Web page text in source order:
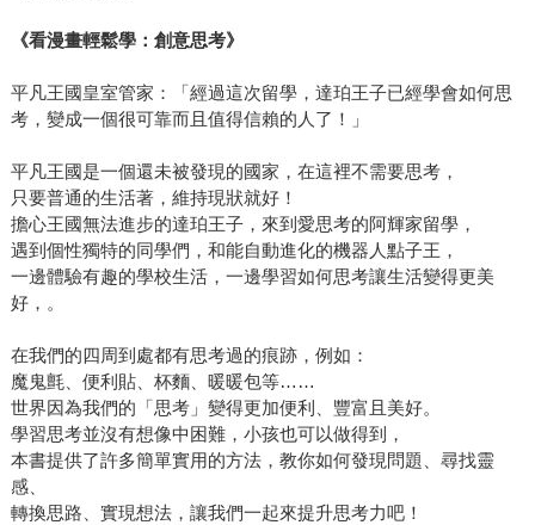
《看漫畫輕鬆學：創意思考》
平凡王國皇室管家：「經過這次留學，達珀王子已經學會如何思
考，變成一個很可靠而且值得信賴的人了！」
平凡王國是一個還未被發現的國家，在這裡不需要思考，
只要普通的生活著，維持現狀就好！
擔心王國無法進步的達珀王子，來到愛思考的阿輝家留學，
遇到個性獨特的同學們，和能自動進化的機器人點子王，
一邊體驗有趣的學校生活，一邊學習如何思考讓生活變得更美
好，。
在我們的四周到處都有思考過的痕跡，例如：
魔鬼氈、便利貼、杯麵、暖暖包等……
世界因為我們的「思考」變得更加便利、豐富且美好。
學習思考並沒有想像中困難，小孩也可以做得到，
本書提供了許多簡單實用的方法，教你如何發現問題、尋找靈
感、
轉換思路、實現想法，讓我們一起來提升思考力吧！